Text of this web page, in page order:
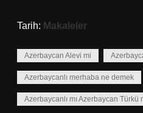
Tarih: Makaleler
Azerbaycan Alevi mi
Azerbaycanlı merhaba ne demek
Azerbaycanlı mı Azerbaycan Türkü